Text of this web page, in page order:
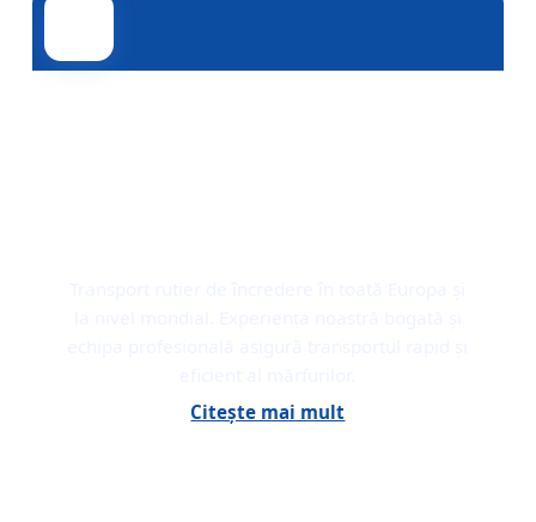
Transport rutier
Citește mai mult